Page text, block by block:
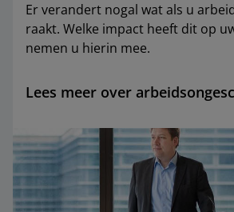
Er verandert nogal wat als u
raakt. Welke impact heeft dit op
nemen u hierin mee.
Lees meer over